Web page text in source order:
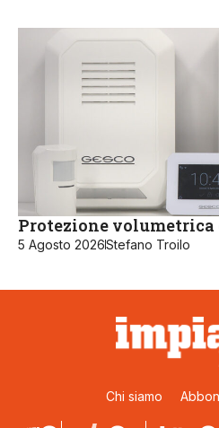
Protezione
5 Agosto 2026Stefano Troilo
Chi siamo